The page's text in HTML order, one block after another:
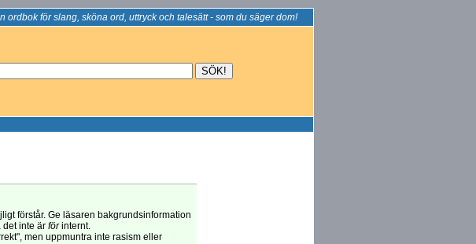
ordbok för slang, sköna ord, uttryck och talesätt - som du säger dom!
förstår. Ge läsaren bakgrundsinformation
det inte är förinternt.
men uppmuntra inte rasism eller